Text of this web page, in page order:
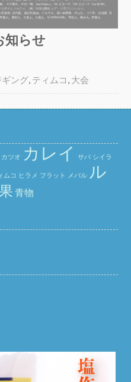
らせ
ギング, ティムコ , 大会
カツオ カレイ サバ シイラ
ムコ ヒラメ フラット メバル ル
青物